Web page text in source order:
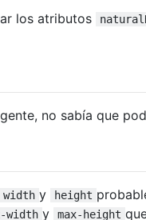
los atributos
no sabía que
width y height
width y max-height